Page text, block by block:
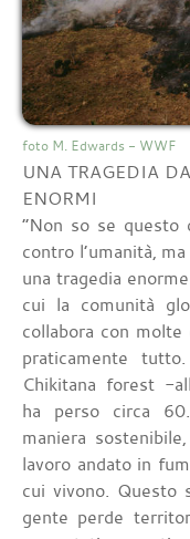
foto M. Edwards - WWF
UNA TRAGEDIA
ENORMI
“Non so se questo
contro l’umanità,
una tragedia
cui la comunità
collabora con
praticamente
Chikitana forest -
ha perso circa
maniera
lavoro andato in
cui vivono. Questo
gente perde